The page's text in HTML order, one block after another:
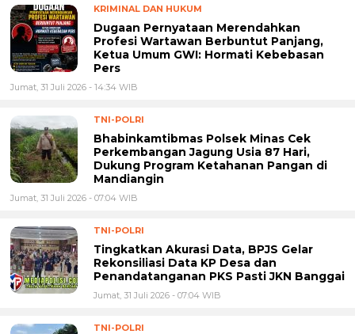
KRIMINAL DAN HUKUM
Dugaan Pernyataan Merendahkan
Profesi Wartawan Berbuntut Panjang,
Ketua Umum GWI: Hormati Kebebasan
Pers
Jumat, 31 Juli 2026 - 14:34 WIB
TNI-POLRI
Bhabinkamtibmas Polsek Minas Cek
Perkembangan Jagung Usia 87 Hari,
Dukung Program Ketahanan Pangan di
Mandiangin
Jumat, 31 Juli 2026 - 07:04 WIB
TNI-POLRI
Tingkatkan Akurasi Data, BPJS Gelar
Rekonsiliasi Data KP Desa dan
Penandatanganan PKS Pasti JKN Banggai
Jumat, 31 Juli 2026 - 07:04 WIB
TNI-POLRI